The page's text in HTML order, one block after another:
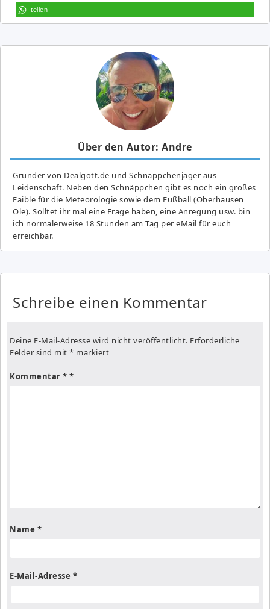
teilen
Über den Autor: Andre
Gründer von Dealgott.de und Schnäppchenjäger aus
Leidenschaft. Neben den Schnäppchen gibt es noch ein großes
Fai­ble für die Meteorologie sowie dem Fußball (Oberhausen
Ole). Solltet ihr mal eine Frage haben, eine Anregung usw. bin
ich normalerweise 18 Stunden am Tag per eMail für euch
erreichbar.
Schreibe einen Kommentar
Deine E-Mail-Adresse wird nicht veröffentlicht. Erforderliche
Felder sind mit * markiert
Kommentar *
Name *
E-Mail-Adresse *